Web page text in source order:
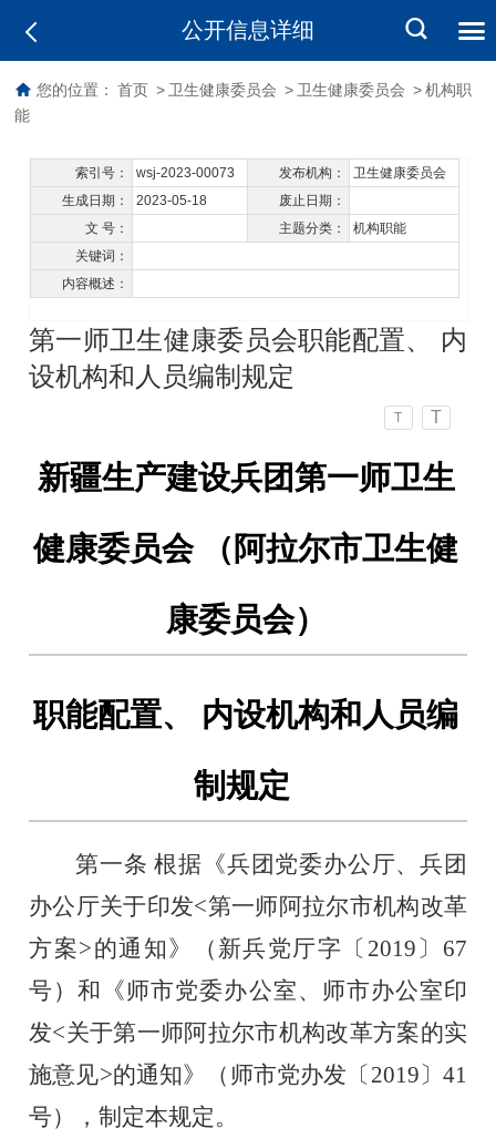
公开信息详细
您的位置： 首页 > 卫生健康委员会 > 卫生健康委员会 > 机构职
能
索引号： wsj-2023-00073 发布机构：
卫生健康委员会
生成日期：
2023-05-18
废止日期：
文 号：
主题分类：
机构职能
关键词：
内容概述：
第一师卫生健康委员会职能配置、 内
设机构和人员编制规定
T T
新疆生产建设兵团第一师卫生
健康委员会
（阿拉尔市卫生健
康委员会）
职能配置、 内设机构和人员编
制规定
第一条 根据《兵团党委办公厅、兵团
办公厅关于印发<第一师阿拉尔市机构改革
方案>的通知》（新兵党厅字〔2019〕67
号）和《师市党委办公室、师市办公室印
发<关于第一师阿拉尔市机构改革方案的实
施意见>的通知》（师市党办发〔2019〕41
号），制定本规定。